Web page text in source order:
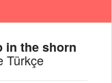
in the shorn
Türkçe